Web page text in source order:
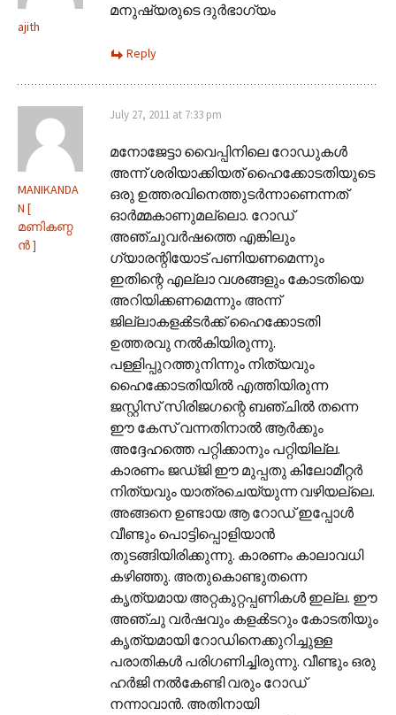
ajith
മനുഷ്യരുടെ ദുര്‍ഭാഗ്യം
Reply
MANIKANDA
N [
മണികണ്ഠ
ൻ ]
July 27, 2011 at 7:33 pm
മനോജേട്ടാ വൈപ്പിനിലെ റോഡുകൾ
അന്ന് ശരിയാക്കിയത് ഹൈക്കോടതിയുടെ
ഒരു ഉത്തരവിനെത്തുടർന്നാണെന്നത്
ഓർമ്മകാണുമല്ലൊ. റോഡ്
അഞ്ചുവർഷത്തെ എങ്കിലും
ഗ്യാരന്റിയോട് പണിയണമെന്നും
ഇതിന്റെ എല്ലാ വശങ്ങളും കോടതിയെ
അറിയിക്കണമെന്നും അന്ന്
ജില്ലാകളൿടർക്ക് ഹൈക്കോടതി
ഉത്തരവു നൽകിയിരുന്നു.
പള്ളിപ്പുറത്തുനിന്നും നിത്യവും
ഹൈക്കോടതിയിൽ എത്തിയിരുന്ന
ജസ്റ്റിസ് സിരിജഗന്റെ ബഞ്ചിൽ തന്നെ
ഈ കേസ് വന്നതിനാൽ ആർക്കും
അദ്ദേഹത്തെ പറ്റിക്കാനും പറ്റിയില്ല.
കാരണം ജഡ്ജി ഈ മുപ്പതു കിലോമീറ്റർ
നിത്യവും യാത്രചെയ്യുന്ന വഴിയല്ലെ.
അങ്ങനെ ഉണ്ടായ ആ റോഡ് ഇപ്പോൾ
വീണ്ടും പൊട്ടിപ്പൊളിയാൻ
തുടങ്ങിയിരിക്കുന്നു. കാരണം കാലാവധി
കഴിഞ്ഞു. അതുകൊണ്ടുതന്നെ
കൃത്യമായ അറ്റകുറ്റപ്പണികൾ ഇല്ല. ഈ
അഞ്ചു വർഷവും കളൿടറും കോടതിയും
കൃത്യമായി റോഡിനെക്കുറിച്ചുള്ള
പരാതികൾ പരിഗണിച്ചിരുന്നു. വീണ്ടും ഒരു
ഹർജി നൽകേണ്ടി വരും റോഡ്
നന്നാവാൻ. അതിനായി